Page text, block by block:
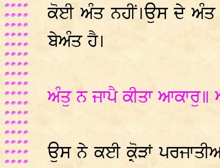
ਕੋਈ ਅੰਤ ਨਹੀਂ।ਉਸ ਦੇ ਅੰਤ
ਬੇਅੰਤ ਹੈ।
ਅੰਤੁ ਨ ਜਾਪੈ ਕੀਤਾ ਆਕਾਰੁ॥
ਉਸ ਨੇ ਕਈ ਕ੍ਰੋੜਾਂ